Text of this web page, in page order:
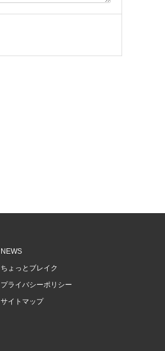
NEWS
ちょっとブレイク
プライバシーポリシー
サイトマップ